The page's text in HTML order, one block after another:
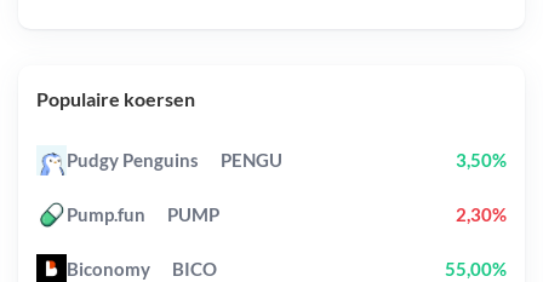
Populaire koersen
Pudgy Penguins PENGU 3,50%
Pump.fun PUMP 2,30%
Biconomy BICO 55,00%